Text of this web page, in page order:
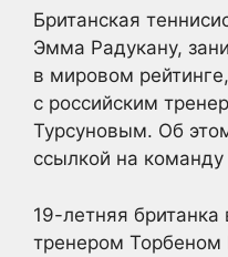
Британская
Эмма Радукану,
в мировом
с российским
Турсуновым. Об
ссылкой на команду
19-летняя британка
тренером Торбеном